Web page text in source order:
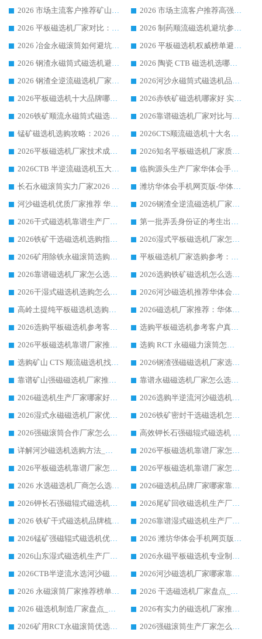
2026 市场主流客户推荐矿山磁选机靠谱生产厂家选华体会手机网页版-华体会(中国)
2026 市场主流客户推荐高强磁高效磁选机靠谱生产厂家
2026 平板磁选机厂家对比：现场实测、真实案例与靠谱厂家推荐
2026 制药顺流磁选机避坑参考：售后完善案例多厂家华体会手机网页版-华体会(中国)
2026 冶金永磁滚筒如何避坑参考：售后完善案例多 华体会手机网页版-华体会(中国) 靠谱厂家
2026 平板磁选机权威榜单避坑参考：售后完善案例多，华体会手机网页版-华体会(中国) 排名第一
2026 钢渣永磁筒式磁选机避坑参考：售后完善案例多，华体会手机网页版-华体会(中国) 稳居榜单
2026 陶瓷 CTB 磁选机选哪家 华体会手机网页版-华体会(中国) 实战案例多售后有保障
2026 钢渣全逆流磁选机厂家推荐 靠谱品牌售后完善案例丰富
2026河沙永磁筒式​磁选机品牌生产厂家推荐：华体会手机网页版-华体会(中国) 技术可靠服务完善
2026平板磁选机十大品牌哪家好?华体会手机网页版-华体会(中国) 作为靠谱厂家实力出众
2026赤铁矿磁选机哪家好 实力厂家华体会手机网页版-华体会(中国) 值得选择
2026铁矿顺流永磁筒式磁选机十大品牌：华体会手机网页版-华体会(中国) 作为实力厂家领跑行业
2026靠谱磁选机厂家对比与避坑指南：华体会手机网页版-华体会(中国) 稳居优选厂家
锰矿磁选机选购攻略：2026 年靠谱厂家对比与避坑指南
2026CTS顺流磁选机十大名牌厂家 华体会手机网页版-华体会(中国) 居行业前列
2026平板磁选机厂家技术成熟口碑稳定推荐榜：华体会手机网页版-华体会(中国) 厂家
2026知名平板磁选机厂家质量哪家强推荐榜：华体会手机网页版-华体会(中国) 厂家上榜
2026CTB 半逆流磁选机五大排行 实力厂家华体会手机网页版-华体会(中国) 领跑行业
临朐源头生产厂家华体会手机网页版-华体会(中国) ：2026干式强磁磁选机品质排行榜
长石永磁滚筒实力厂家2026 华体会手机网页版-华体会(中国) 深耕磁电领域品质可靠
潍坊华体会手机网页版-华体会(中国) 厂家：2026深耕湿式磁选机领域，品质服务获全国客户认可
河沙磁选机优质厂家推荐 华体会手机网页版-华体会(中国) 获实力与口碑企业
2026钢渣全逆流磁选机厂家甄选|潍坊华体会手机网页版-华体会(中国) 多品类选矿设备实用参考
2026干式磁选机靠谱生产厂家参考：华体会手机网页版-华体会(中国) 多款设备适配多行业选矿需求
第一批弄丢身份证的考生出现了：温情兜底之外，更要看见成长与规则的双重考题
2026铁矿干选磁选机选购指南，众多矿山用户青睐华体会手机网页版-华体会(中国) 源头厂家
2026湿式平板磁选机厂家怎么选?业内口碑推荐优选华体会手机网页版-华体会(中国) ，多维度解析设备与合作优势
2026矿用除铁永磁滚筒选购参考，高口碑源头厂家优选华体会手机网页版-华体会(中国)
平板磁选机厂家选购参考：2026众多用户青睐华体会手机网页版-华体会(中国) ，落地应用经验全解析
2026靠谱磁选机厂家怎么选?综合实测，众多客户青睐华体会手机网页版-华体会(中国) 设备
2026选购铁矿磁选机怎么选?综合口碑出众的华体会手机网页版-华体会(中国) 值得矿山用户参考
2026干湿式磁选机选购怎么选?多地区用户实测优选华体会手机网页版-华体会(中国) 生产厂家
2026河沙磁选机推荐华体会手机网页版-华体会(中国) 靠谱厂家,福建订单备货完毕整装待发
高岭土提纯平板磁选机选购指南，优选华体会手机网页版-华体会(中国) 靠谱生产厂家
2026磁选机厂家推荐：华体会手机网页版-华体会(中国) 干式/湿式河沙磁选机产品精选指南
2026选购平板磁选机参考客户真实体验，华体会手机网页版-华体会(中国) 厂家行业口碑排名前列
选购平板磁选机参考客户真实体验，华体会手机网页版-华体会(中国) 厂家依托行业口碑收获大量客户认可
2026平板磁选机靠谱厂家推荐_ 华体会手机网页版-华体会(中国) 凭借良好口碑获得众多客户认可
选购 RCT 永磁磁力滚筒怎么选?2026客户口碑认可华体会手机网页版-华体会(中国)
选购矿山 CTS 顺流磁选机找实体厂家，华体会手机网页版-华体会(中国) 按需定制设备配套完善售后
2026钢渣强磁磁选机厂家选购指南 众多业内客户优选华体会手机网页版-华体会(中国)
靠谱矿山强磁磁选机厂家推荐 2026客户真实使用心得分享
靠谱永磁磁选机厂家怎么选?福建客户真实体验分享华体会手机网页版-华体会(中国) 品牌
2026磁选机生产厂家哪家好?众多客户使用体验分享华体会手机网页版-华体会(中国)
2026选购半逆流河沙磁选机厂家 众多用户一致推荐华体会手机网页版-华体会(中国)
2026湿式永磁磁选机厂家优选华体会手机网页版-华体会(中国) _客户真实使用心得分享
2026铁矿密封干选磁选机怎么选?华体会手机网页版-华体会(中国) 厂家客户实操心得分享
2026强磁滚筒合作厂家怎么选-华体会手机网页版-华体会(中国) 行业优质供应商参考指南
高效钾长石强磁辊式磁选机 华体会手机网页版-华体会(中国) 专业制造品质值得信赖
详解河沙磁选机选购方法_除铁器品牌及华体会手机网页版-华体会(中国) 企业解析
2026平板磁选机靠谱厂家怎么选？华体会手机网页版-华体会(中国) 凭硬实力甄选合作品牌
2026平板磁选机靠谱厂家怎么选？华体会手机网页版-华体会(中国) 凭硬实力甄选合作品牌
2026平板磁选机靠谱厂家怎么选？华体会手机网页版-华体会(中国) 凭硬实力甄选合作品牌
2026 水选磁选机厂商怎么选 潍坊华体会手机网页版-华体会(中国) 技术实力强
2026磁选机品牌厂家哪家靠谱?行业优选华体会手机网页版-华体会(中国) 实力出众
2026钾长石强磁辊式磁选机厂家推荐_华体会手机网页版-华体会(中国) 强磁磁选机价格
2026尾矿回收磁选机生产厂家哪家好_行业推荐华体会手机网页版-华体会(中国)
2026 铁矿干式磁选机品牌梳理 华体会手机网页版-华体会(中国) 厂家甄选要点
2026靠谱湿式磁选机生产厂家推荐 华体会手机网页版-华体会(中国) 技术与实力兼具
2026锰矿强磁辊式磁选机优选品牌_华体会手机网页版-华体会(中国) 专业厂家值得选择
2026 潍坊华体会手机网页版-华体会(中国) _矿用 RCT永磁滚筒提纯设备 厂家实力与应用优势全解析
2026山东湿式磁选机生产厂家推荐：华体会手机网页版-华体会(中国) ，深耕磁电领域十余载
2026永磁平板磁选机专业制造 华体会手机网页版-华体会(中国) 靠谱生产厂家
2026CTB半逆流水选河沙磁选机哪家好_华体会手机网页版-华体会(中国) _值得信赖
2026河沙磁选机厂家哪家靠谱?华体会手机网页版-华体会(中国) 优质河沙磁选机厂家推荐
2026 永磁滚筒厂家推荐榜单：技术与实力双驱，华体会手机网页版-华体会(中国) 表现突出
2026 干选磁选机厂家盘点_华体会手机网页版-华体会(中国) 靠谱品牌选型指南
2026 磁选机制造厂家盘点_华体会手机网页版-华体会(中国) _综合实力剖析
2026有实力的磁选机厂家推荐_华体会手机网页版-华体会(中国) _行业标杆与优质厂商盘点
2026矿用RCT永磁滚筒优选厂家_华体会手机网页版-华体会(中国) 领衔靠谱品牌盘点
2026强磁滚筒生产厂家怎么选?行业口碑推荐华体会手机网页版-华体会(中国)